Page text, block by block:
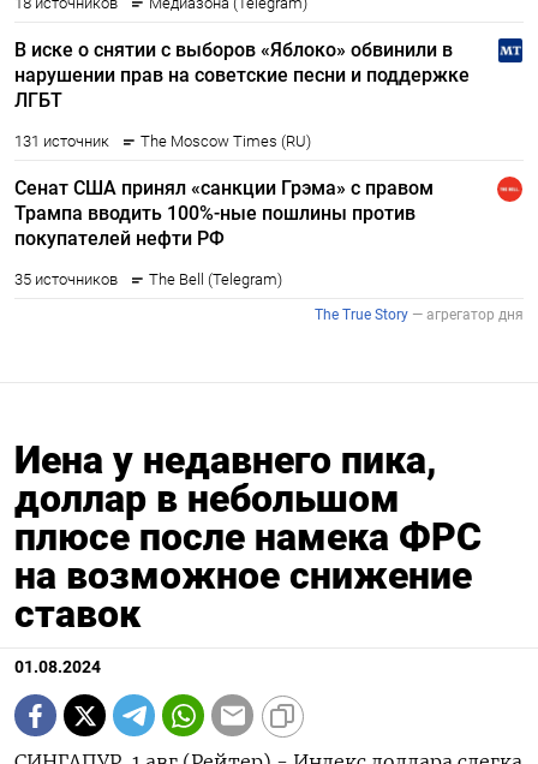
Иена у недавнего пика,
доллар в небольшом
плюсе после намека ФРС
на возможное снижение
ставок
01.08.2024